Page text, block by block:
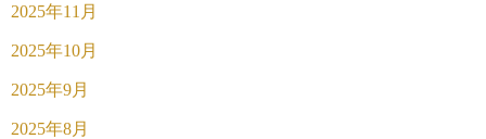
2025年11月
2025年10月
2025年9月
2025年8月